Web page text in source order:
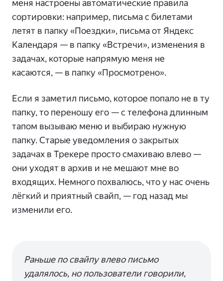
меня настроены автоматические правила
сортировки: например, письма с билетами
летят в папку «Поездки», письма от Яндекс
Календаря — в папку «Встречи», изменения в
задачах, которые напрямую меня не
касаются, — в папку «Просмотрено».
Если я заметил письмо, которое попало не в ту
папку, то переношу его — с телефона длинным
тапом вызываю меню и выбираю нужную
папку. Старые уведомления о закрытых
задачах в Трекере просто смахиваю влево —
они уходят в архив и не мешают мне во
входящих. Немного похвалюсь, что у нас очень
лёгкий и приятный свайп, — год назад мы
изменили его.
Раньше по свайпу влево письмо
удалялось, но пользователи говорили,